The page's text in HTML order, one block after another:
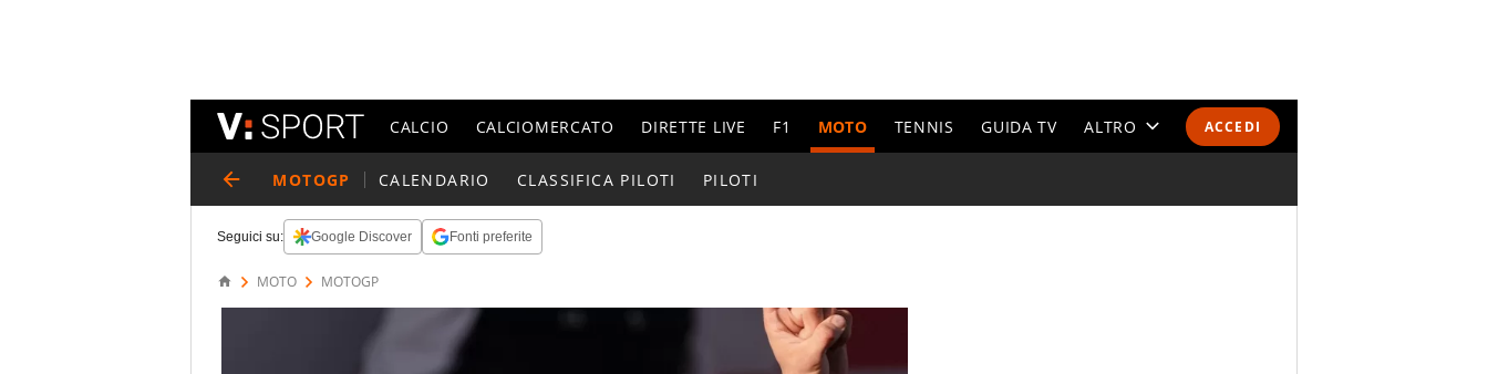
ACCEDI
CALCIO CALCIOMERCATO DIRETTE LIVE F1 MOTO TENNIS GUIDA TV ALTRO
MOTOGP CALENDARIO CLASSIFICA PILOTI PILOTI
Seguici su: Google Discover Fonti preferite
MOTO MOTOGP